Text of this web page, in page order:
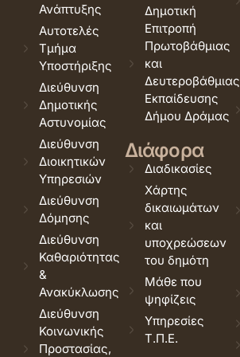
Ανάπτυξης
Αυτοτελές
Τμήμα
Υποστήριξης
Διεύθυνση
Δημοτικής
Αστυνομίας
Διεύθυνση
Διοικητικών
Υπηρεσιών
Διεύθυνση
Δόμησης
Διεύθυνση
Καθαριότητας
&
Ανακύκλωσης
Διεύθυνση
Κοινωνικής
Προστασίας,
Δημοτική
Επιτροπή
Πρωτοβάθμιας
και
Δευτεροβάθμιας
Εκπαίδευσης
Δήμου Δράμας
Διάφορα
Διαδικασίες
Χάρτης
δικαιωμάτων
και
υποχρεώσεων
του δημότη
Μάθε που
ψηφίζεις
Υπηρεσίες
Τ.Π.Ε.